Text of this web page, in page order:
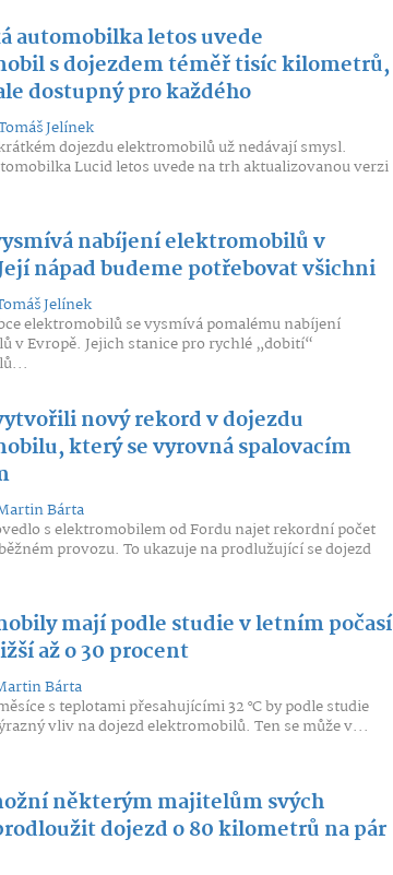
automobilka letos uvede
s dojezdem téměř tisíc kilometrů,
dostupný pro každého
Jelínek
dojezdu elektromobilů už nedávají smysl.
Lucid letos uvede na trh aktualizovanou verzi
nabíjení elektromobilů v
nápad budeme potřebovat všichni
Jelínek
elektromobilů se vysmívá pomalému nabíjení
v Evropě. Jejich stanice pro rychlé „dobití“
nový rekord v dojezdu
který se vyrovná spalovacím
Bárta
s elektromobilem od Fordu najet rekordní počet
provozu. To ukazuje na prodlužující se dojezd
mají podle studie v letním počasí
až o 30 procent
Bárta
s teplotami přesahujícími 32 °C by podle studie
vliv na dojezd elektromobilů. Ten se může v...
některým majitelům svých
dojezd o 80 kilometrů na pár